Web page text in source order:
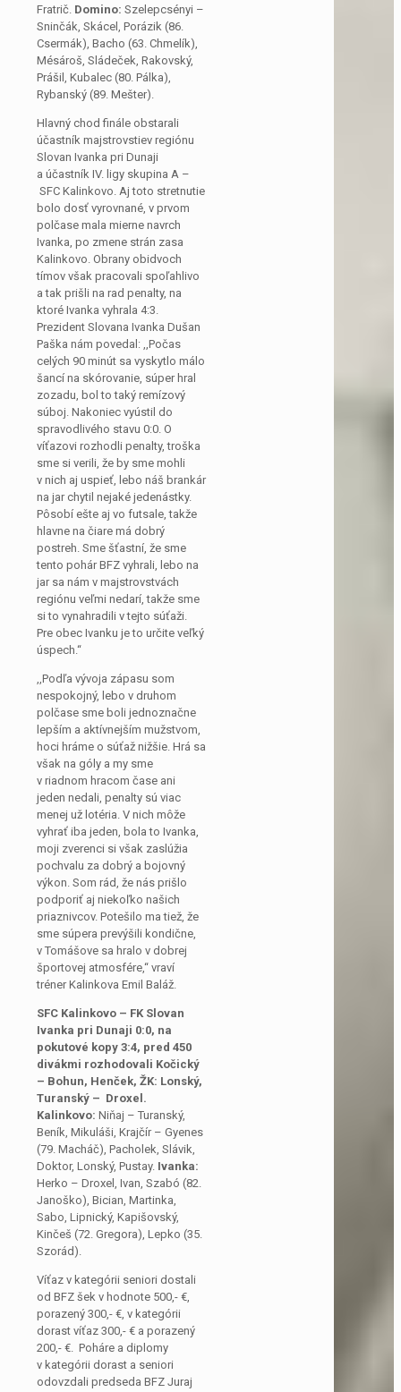
Fratrič. Domino: Szelepcsényi –
Sninčák, Skácel, Porázik (86.
Csermák), Bacho (63. Chmelík),
Mésároš, Sládeček, Rakovský,
Prášil, Kubalec (80. Pálka),
Rybanský (89. Mešter).
Hlavný chod finále obstarali
účastník majstrovstiev regiónu
Slovan Ivanka pri Dunaji
a účastník IV. ligy skupina A –
SFC Kalinkovo. Aj toto stretnutie
bolo dosť vyrovnané, v prvom
polčase mala mierne navrch
Ivanka, po zmene strán zasa
Kalinkovo. Obrany obidvoch
tímov však pracovali spoľahlivo
a tak prišli na rad penalty, na
ktoré Ivanka vyhrala 4:3.
Prezident Slovana Ivanka Dušan
Paška nám povedal: ,,Počas
celých 90 minút sa vyskytlo málo
šancí na skórovanie, súper hral
zozadu, bol to taký remízový
súboj. Nakoniec vyústil do
spravodlivého stavu 0:0. O
víťazovi rozhodli penalty, troška
sme si verili, že by sme mohli
v nich aj uspieť, lebo náš brankár
na jar chytil nejaké jedenástky.
Pôsobí ešte aj vo futsale, takže
hlavne na čiare má dobrý
postreh. Sme šťastní, že sme
tento pohár BFZ vyhrali, lebo na
jar sa nám v majstrovstvách
regiónu veľmi nedarí, takže sme
si to vynahradili v tejto súťaži.
Pre obec Ivanku je to určite veľký
úspech.“
,,Podľa vývoja zápasu som
nespokojný, lebo v druhom
polčase sme boli jednoznačne
lepším a aktívnejším mužstvom,
hoci hráme o súťaž nižšie. Hrá sa
však na góly a my sme
v riadnom hracom čase ani
jeden nedali, penalty sú viac
menej už lotéria. V nich môže
vyhrať iba jeden, bola to Ivanka,
moji zverenci si však zaslúžia
pochvalu za dobrý a bojovný
výkon. Som rád, že nás prišlo
podporiť aj niekoľko našich
priaznivcov. Potešilo ma tiež, že
sme súpera prevýšili kondične,
v Tomášove sa hralo v dobrej
športovej atmosfére,“ vraví
tréner Kalinkova Emil Baláž.
SFC Kalinkovo – FK Slovan
Ivanka pri Dunaji 0:0, na
pokutové kopy 3:4, pred 450
divákmi rozhodovali Kočický
– Bohun, Henček, ŽK: Lonský,
Turanský – Droxel.
Kalinkovo: Niňaj – Turanský,
Beník, Mikuláši, Krajčír – Gyenes
(79. Macháč), Pacholek, Slávik,
Doktor, Lonský, Pustay. Ivanka:
Herko – Droxel, Ivan, Szabó (82.
Janoško), Bician, Martinka,
Sabo, Lipnický, Kapišovský,
Kinčeš (72. Gregora), Lepko (35.
Szorád).
Víťaz v kategórii seniori dostali
od BFZ šek v hodnote 500,- €,
porazený 300,- €, v kategórii
dorast víťaz 300,- € a porazený
200,- €. Poháre a diplomy
v kategórii dorast a seniori
odovzdali predseda BFZ Juraj